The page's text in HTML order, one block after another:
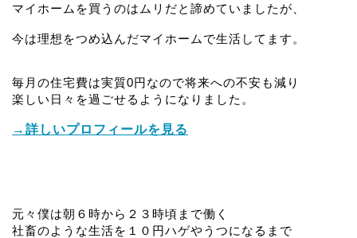
マイホームを買うのはムリだと諦めていましたが、
今は理想をつめ込んだマイホームで生活してます。
毎月の住宅費は実質0円なので将来への不安も減り
楽しい日々を過ごせるようになりました。
→詳しいプロフィールを見る
元々僕は朝６時から２３時頃まで働く
社畜のような生活を１０円ハゲやうつになるまで